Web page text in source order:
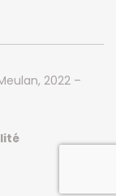
2022 –